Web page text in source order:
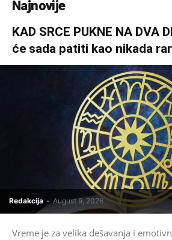
Najnovije
KAD SRCE PUKNE NA DVA
će sada patiti kao nikada
Redakcija - August 9, 2026
Vreme je za velika dešavanja i